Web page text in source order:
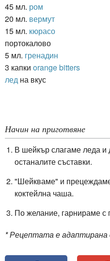
45 мл. ром
20 мл. вермут
15 мл. кюрасо
портокалово
5 мл. гренадин
3 капки orange bitters
лед на вкус
Начин на приготвяне
В шейкър слагаме леда и
останалите съставки.
"Шейкваме" и
коктейлна чаша.
По желание, гарнираме с
* Рецептата е